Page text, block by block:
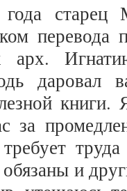
старец
перевода
арх.
даровал
за
и